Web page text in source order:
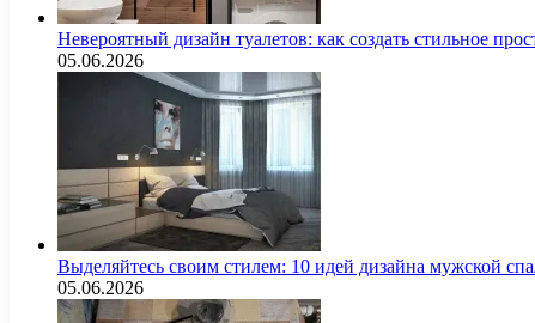
Невероятный дизайн туалетов: как создать стильное
05.06.2026
Выделяйтесь своим стилем: 10 идей дизайна мужской
05.06.2026